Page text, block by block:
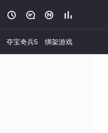
   
夺宝奇兵5 绑架游戏